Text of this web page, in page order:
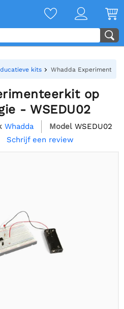
kits Whadda
op
- WSEDU02
Whadda Model WSEDU02
Schrijf een review